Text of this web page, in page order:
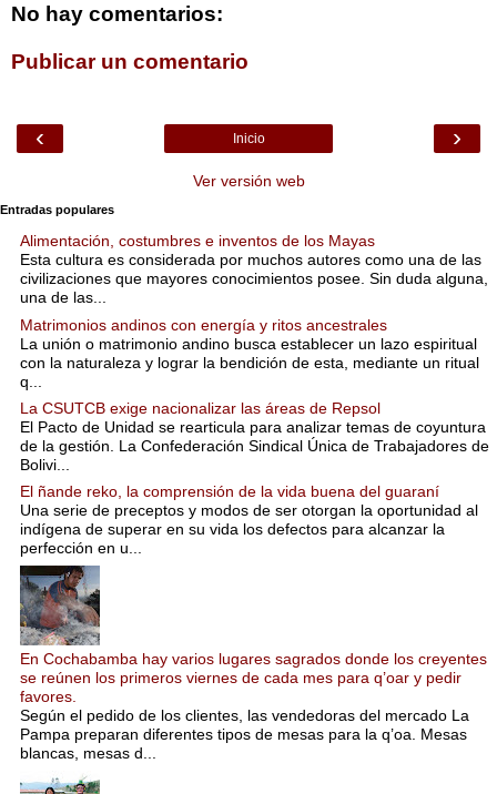
No hay comentarios:
Publicar un comentario
‹ ›
Inicio
Ver versión web
Entradas populares
Alimentación, costumbres e inventos de los Mayas
Esta cultura es considerada por muchos autores como una de las
civilizaciones que mayores conocimientos posee. Sin duda alguna,
una de las...
Matrimonios andinos con energía y ritos ancestrales
La unión o matrimonio andino busca establecer un lazo espiritual
con la naturaleza y lograr la bendición de esta, mediante un ritual
q...
La CSUTCB exige nacionalizar las áreas de Repsol
El Pacto de Unidad se rearticula para analizar temas de coyuntura
de la gestión. La Confederación Sindical Única de Trabajadores de
Bolivi...
El ñande reko, la comprensión de la vida buena del guaraní
Una serie de preceptos y modos de ser otorgan la oportunidad al
indígena de superar en su vida los defectos para alcanzar la
perfección en u...
En Cochabamba hay varios lugares sagrados donde los creyentes
se reúnen los primeros viernes de cada mes para q’oar y pedir
favores.
Según el pedido de los clientes, las vendedoras del mercado La
Pampa preparan diferentes tipos de mesas para la q’oa. Mesas
blancas, mesas d...